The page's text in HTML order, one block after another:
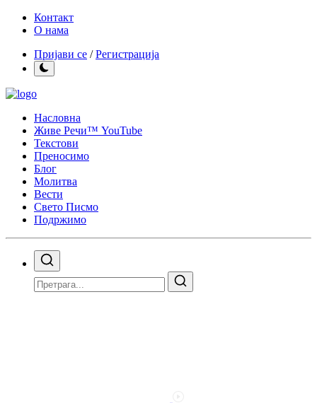
Контакт
О нама
Пријави се /Регистрација
Насловна
Живе Речи™ YouTube
Текстови
Преносимо
Блог
Молитва
Вести
Свето Писмо
Подржимо